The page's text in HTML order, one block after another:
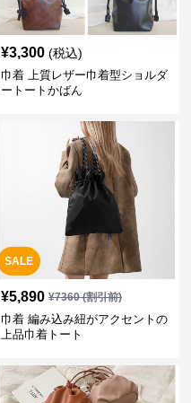
¥3,300 (税込)
巾着 上質レザー巾着型ショルダ
ートートかばん
SALE
¥5,890 ¥7360(割引前)
巾着 編み込み紐がアクセントの
上品巾着トート